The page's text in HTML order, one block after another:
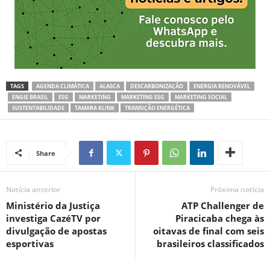
TAGS AGENDA CLIMÁTICA ALASCA DESCARBONIZAÇÃO
ENERGIA RENOVÁVEL
ENGIE BRASIL
ESG MARKETING MARKETING ESG
MARKETING SOCIAL
SUSTENTABILIDADE
TAMARA KLINK TRANSIÇÃO ENERGÉTICA
Share
Notícia anterior
Ministério da Justiça
investiga CazéTV por
divulgação de apostas
esportivas
Próxima notícia
ATP Challenger de
Piracicaba chega às
oitavas de final com seis
brasileiros classificados